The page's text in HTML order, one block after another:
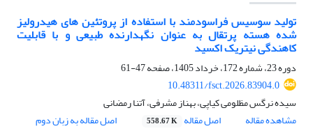
تولید سوسیس فراسودمند با استفاده از پروتئین های هیدرولیز
شده هسته پرتقال به عنوان نگهدارنده طبیعی و با قابلیت
کاهندگی نیتریک اکسید
دوره 23، شماره 172، خرداد 1405، صفحه
47-61
10.48311/fsct.2026.83904.0
سیده نرگس مظلومی کیاپی، بهناز مشرفی، آتنا رمضانی
مشاهده مقاله
اصل مقاله 558.67 K اصل مقاله به زبان دوم